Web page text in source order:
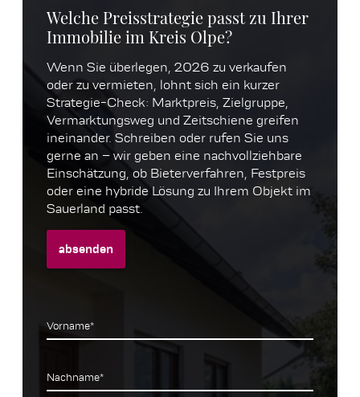
Welche Preisstrategie passt zu Ihrer
Immobilie im Kreis Olpe?
Wenn Sie überlegen, 2026 zu verkaufen
oder zu vermieten, lohnt sich ein kurzer
Strategie-Check: Marktpreis, Zielgruppe,
Vermarktungsweg und Zeitschiene greifen
ineinander. Schreiben oder rufen Sie uns
gerne an – wir geben eine nachvollziehbare
Einschätzung, ob Bieterverfahren, Festpreis
oder eine hybride Lösung zu Ihrem Objekt im
Sauerland passt.
absenden
Vorname*
Nachname*